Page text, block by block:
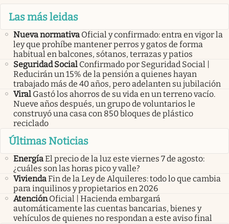
Las más leidas
Nueva normativa Oficial y confirmado: entra en vigor la
ley que prohíbe mantener perros y gatos de forma
habitual en balcones, sótanos, terrazas y patios
Seguridad Social Confirmado por Seguridad Social |
Reducirán un 15% de la pensión a quienes hayan
trabajado más de 40 años, pero adelanten su jubilación
Viral Gastó los ahorros de su vida en un terreno vacío.
Nueve años después, un grupo de voluntarios le
construyó una casa con 850 bloques de plástico
reciclado
Últimas Noticias
EnergíaEl precio de la luz este viernes 7 de agosto:
¿cuáles son las horas pico y valle?
ViviendaFin de la Ley de Alquileres: todo lo que cambia
para inquilinos y propietarios en 2026
Atención Oficial | Hacienda embargará
automáticamente las cuentas bancarias, bienes y
vehículos de quienes no respondan a este aviso final